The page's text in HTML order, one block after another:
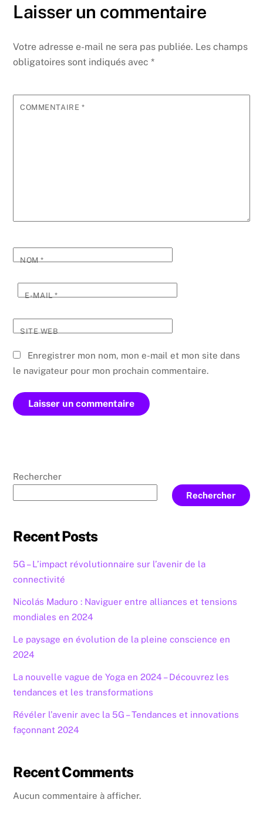
Laisser un commentaire
Votre adresse e-mail ne sera pas publiée. Les champs
obligatoires sont indiqués avec*
COMMENTAIRE *
NOM*
E-MAIL*
SITE WEB
Enregistrer mon nom, mon e-mail et mon site dans
le navigateur pour mon prochain commentaire.
Rechercher
Rechercher
Recent Posts
5G – L’impact révolutionnaire sur l’avenir de la
connectivité
Nicolás Maduro : Naviguer entre alliances et tensions
mondiales en 2024
Le paysage en évolution de la pleine conscience en
2024
La nouvelle vague de Yoga en 2024 – Découvrez les
tendances et les transformations
Révéler l’avenir avec la 5G – Tendances et innovations
façonnant 2024
Recent Comments
Aucun commentaire à afficher.